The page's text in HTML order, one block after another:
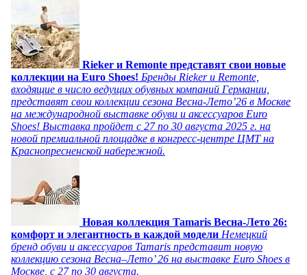
Rieker и Remonte представят свои новые
коллекции на Euro Shoes! Бренды Rieker и Remonte,
входящие в число ведущих обувных компаний Германии,
представят свои коллекции сезона Весна-Лето’26 в Москве
на международной выставке обуви и аксессуаров Euro
Shoes! Выставка пройдет c 27 по 30 августа 2025 г. на
новой премиальной площадке в конгресс-центре ЦМТ на
Краснопресненской набережной.
Новая коллекция Tamaris Весна-Лето 26:
комфорт и элегантность в каждой модели Немецкий
бренд обуви и аксессуаров Tamaris представит новую
коллекцию сезона Весна–Лето’ 26 на выставке Euro Shoes в
Москве, с 27 по 30 августа.